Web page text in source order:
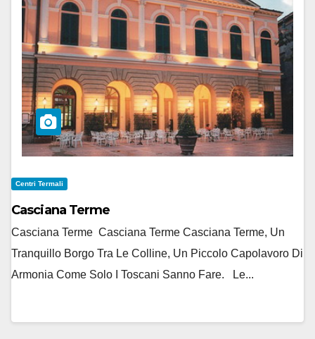
Centri Termali
Casciana Terme
Casciana Terme Casciana Terme Casciana Terme, Un
Tranquillo Borgo Tra Le Colline, Un Piccolo Capolavoro Di
Armonia Come Solo I Toscani Sanno Fare. Le...